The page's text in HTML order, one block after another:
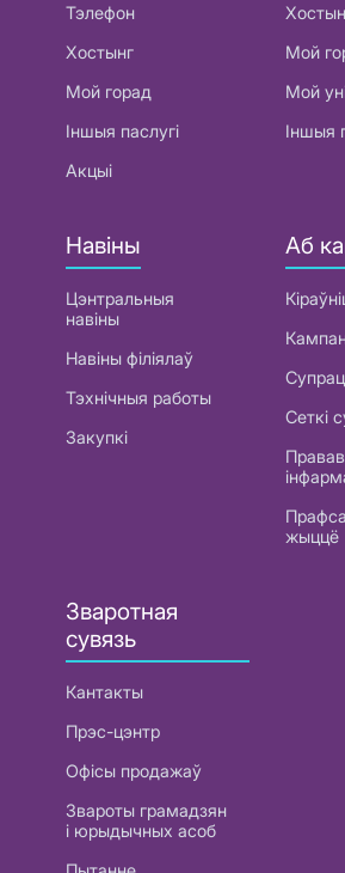
Тэлефон
Хостынг
Мой горад
Іншыя паслугі
Акцыі
Мой
Мой
Іншыя
Навіны
Цэнтральныя
навіны
Навіны філіялаў
Тэхнічныя работы
Закупкі
Аб
Сеткі
жыццё
Зваротная
сувязь
Кантакты
Прэс-цэнтр
Офісы продажаў
Звароты грамадзян
і юрыдычных асоб